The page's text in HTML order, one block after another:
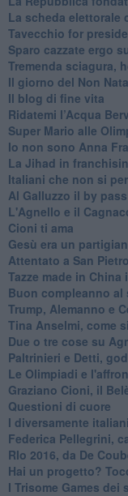
La scheda elettorale
Tavecchio for
Sparo cazzate ergo
Tremenda sciagura,
Il giorno del Non
Il blog di fine vita
​Ridatemi l’Acqua
Super Mario alle
Io non sono Anna
​La Jihad in
Italiani che non si
Al Galluzzo il by
L'Agnello e il
Cioni ti ama
​Gesù era un
Attentato a San
Tazze made in China
Buon compleanno
Trump, Alemanno e
Tina Anselmi, come
Due o tre cose su
Paltrinieri e Detti,
Le Olimpiadi e
Graziano Cioni, il
Questioni di cuore
I diversamente
Federica Pellegrini,
RIo 2016, da De
​Hai un progetto?
​I Trisome Games dei